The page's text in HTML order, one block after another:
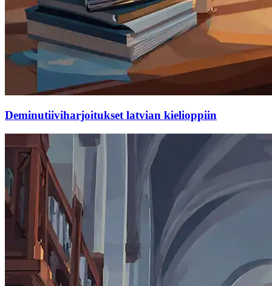
Deminutiiviharjoitukset latvian kielioppiin